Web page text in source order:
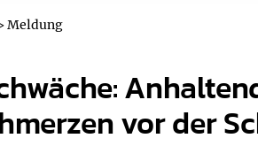
Schulkind: U10 bis U11
Was muss man
Hausapotheke
Gesundheitsämter
Blutdruckrechner
Meldung
vor der